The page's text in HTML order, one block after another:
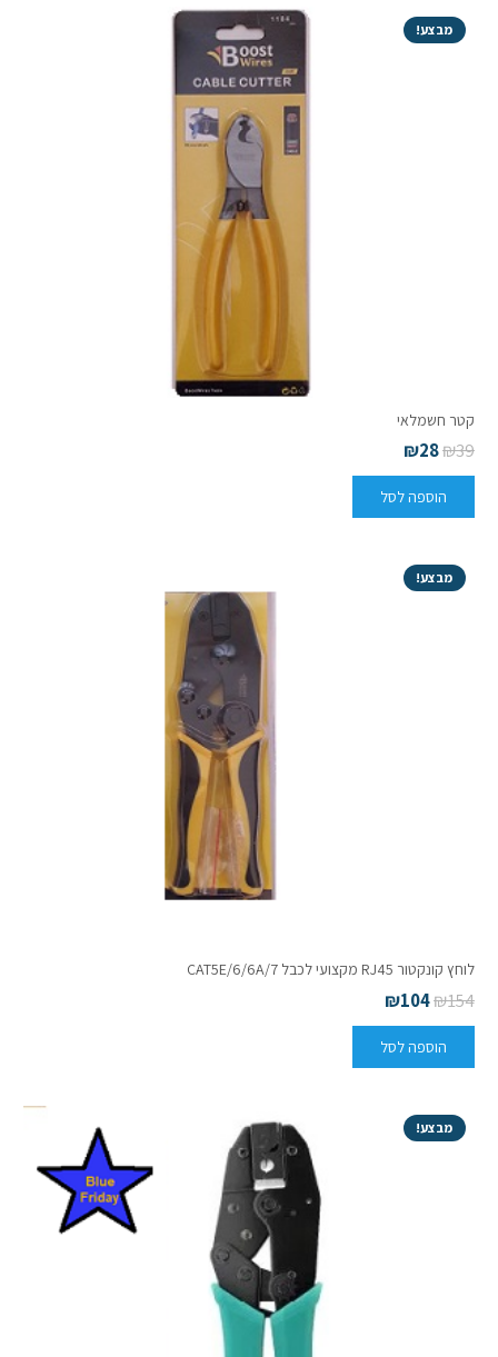
מבצע!
קטר חשמלאי
₪39
₪28
הוספה לסל
מבצע!
לוחץ קונקטור RJ45 מקצועי לכבל CAT5E/6/6A/7
₪154
₪104
הוספה לסל
מבצע!